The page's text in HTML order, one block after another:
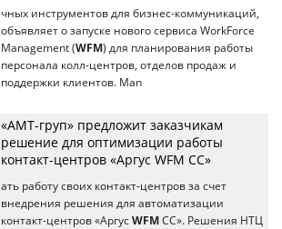
чных инструментов для бизнес-коммуникаций,
объявляет о запуске нового сервиса WorkForce
Management (WFM) для планирования работы
персонала колл-центров, отделов продаж и
поддержки клиентов. Man
«АМТ-груп» предложит заказчикам
решение для оптимизации работы
контакт-центров «Аргус WFM CC»
ать работу своих контакт-центров за счет
внедрения решения для автоматизации
контакт-центров «Аргус WFM CC». Решения НТЦ